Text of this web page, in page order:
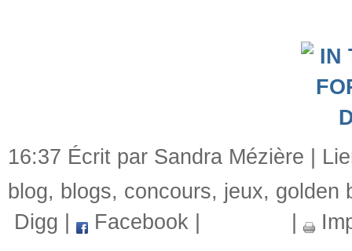
16:37 Écrit par Sandra Mézière |
blog, blogs, concours, jeux, golden
Digg
Facebook